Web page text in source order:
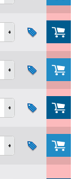
+
+
+
+